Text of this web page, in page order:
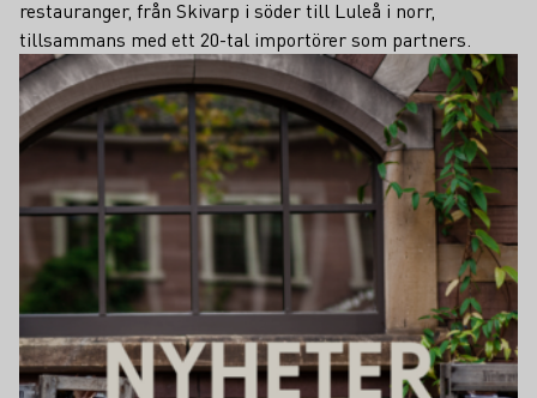
restauranger, från Skivarp i söder till Luleå i norr,
tillsammans med ett 20-tal importörer som partners.
Läs mer om detta